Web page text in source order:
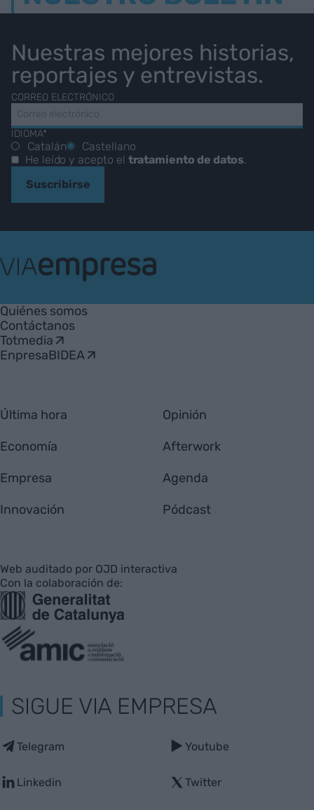
Nuestras mejores historias,
reportajes y entrevistas.
CORREO ELECTRÓNICO
IDIOMA*
Catalán
Castellano
He leído y acepto el tratamiento de datos.
Suscribirse
Empresa
Quiénes somos
Contáctanos
Totmedia
EnpresaBIDEA
Última hora
Economía
Empresa
Innovación
Opinión
Afterwork
Agenda
Pódcast
Web auditado por OJD interactiva
Con la colaboración de:
SIGUE VIA EMPRESA
Telegram
Linkedin
Youtube
Twitter